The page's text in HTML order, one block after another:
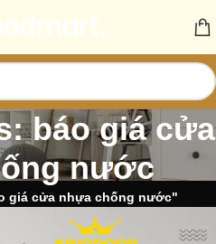
báo giá cửa
nước
giá cửa nhựa chống nước"